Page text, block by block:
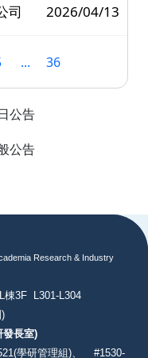
司 2026/04/13
... 36
公告
公告
Research & Industry
L棟3F L301-L304
發長室)
學研管理組)、 #1530-